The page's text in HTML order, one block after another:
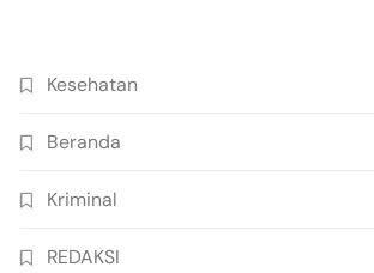
Kesehatan
Beranda
Kriminal
REDAKSI